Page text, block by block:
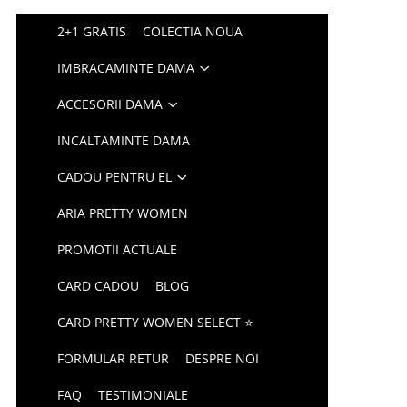
2+1 GRATIS COLECTIA NOUA
IMBRACAMINTE DAMA
ACCESORII DAMA
INCALTAMINTE DAMA
CADOU PENTRU EL
ARIA PRETTY WOMEN
PROMOTII ACTUALE
CARD CADOU BLOG
CARD PRETTY WOMEN SELECT ⭐
FORMULAR RETUR DESPRE NOI
FAQ TESTIMONIALE